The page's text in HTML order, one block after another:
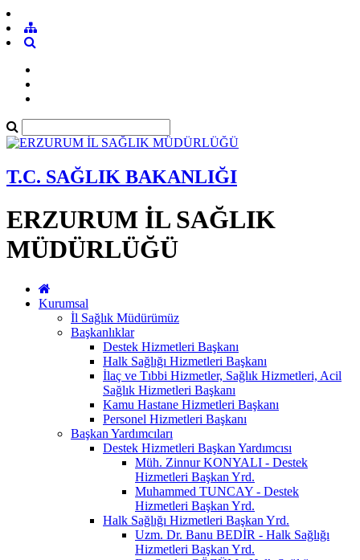
T.C. SAĞLIK BAKANLIĞI
ERZURUM İL SAĞLIK
MÜDÜRLÜĞÜ
Kurumsal
İl Sağlık Müdürümüz
Başkanlıklar
Destek Hizmetleri Başkanı
Halk Sağlığı Hizmetleri Başkanı
İlaç ve Tıbbi Hizmetler, Sağlık Hizmetleri, Acil
Sağlık Hizmetleri Başkanı
Kamu Hastane Hizmetleri Başkanı
Personel Hizmetleri Başkanı
Başkan Yardımcıları
Destek Hizmetleri Başkan Yardımcısı
Müh. Zinnur KONYALI - Destek
Hizmetleri Başkan Yrd.
Muhammed TUNCAY - Destek
Hizmetleri Başkan Yrd.
Halk Sağlığı Hizmetleri Başkan Yrd.
Uzm. Dr. Banu BEDİR - Halk Sağlığı
Hizmetleri Başkan Yrd.